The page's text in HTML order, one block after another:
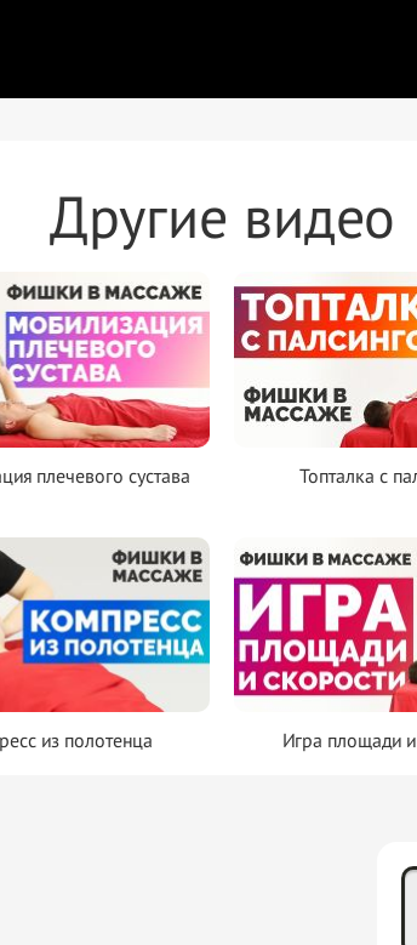
Другие видео
плечевого сустава Топталка с
из полотенца Игра площади